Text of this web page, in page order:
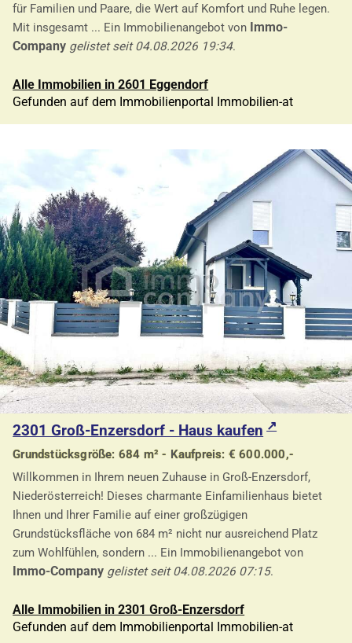
für Familien und Paare, die Wert auf Komfort und Ruhe legen.
Mit insgesamt ... Ein Immobilienangebot von Immo-
Company gelistet seit 04.08.2026 19:34.
Alle Immobilien in 2601 Eggendorf
Gefunden auf dem Immobilienportal Immobilien-at
2301 Groß-Enzersdorf - Haus kaufen
Grundstücksgröße: 684 m² - Kaufpreis: € 600.000,-
Willkommen in Ihrem neuen Zuhause in Groß-Enzersdorf,
Niederösterreich! Dieses charmante Einfamilienhaus bietet
Ihnen und Ihrer Familie auf einer großzügigen
Grundstücksfläche von 684 m² nicht nur ausreichend Platz
zum Wohlfühlen, sondern ... Ein Immobilienangebot von
Immo-Company gelistet seit 04.08.2026 07:15.
Alle Immobilien in 2301 Groß-Enzersdorf
Gefunden auf dem Immobilienportal Immobilien-at